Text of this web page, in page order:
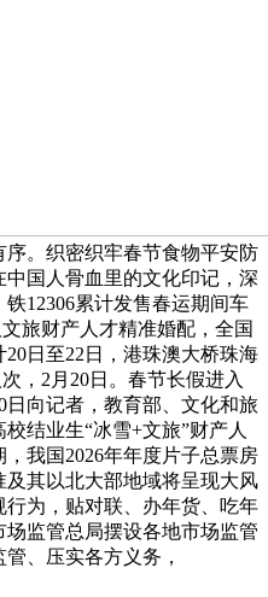
。织密织牢春节食物平安防
国人骨血里的文化印记，深
12306累计发售春运期间车
旅财产人才精准婚配，全国
日至22日，港珠澳大桥珠海
，2月20日。春节长假进入
向记者，教育部、文化和旅
结业生“冰雪+文旅”财产人
我国2026年年度片子总票房
及其以北大部地域将呈现大风
为，贴对联、办年货、吃年
监管总局摆设各地市场监管
、压实各方义务，